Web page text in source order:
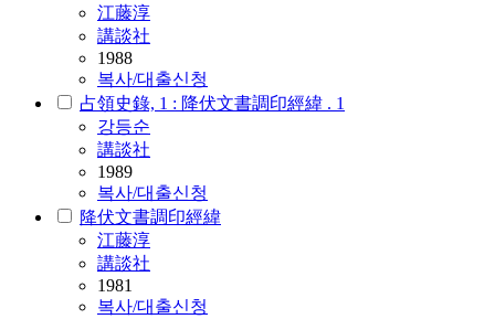
江藤淳
講談社
1988
복사/대출신청
占領史錄, 1 : 降伏文書調印經緯 . 1
강등순
講談社
1989
복사/대출신청
降伏文書調印經緯
江藤淳
講談社
1981
복사/대출신청